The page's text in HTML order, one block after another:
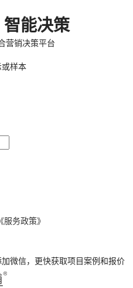
能决策
营销决策平台
样本
《服务政策》
微信，更快获取项目案例和报价